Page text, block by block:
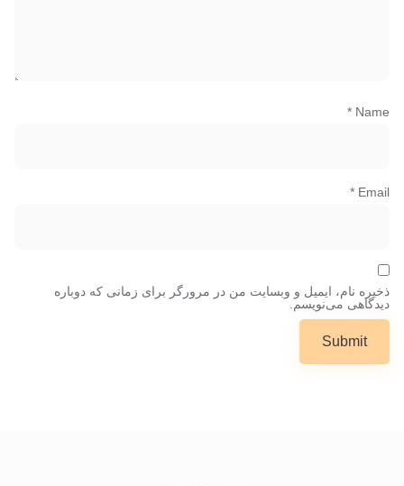
Name
*
Email
*
ذخیره نام، ایمیل و وبسایت من در مرورگر برای زمانی که دوباره
دیدگاهی می‌نویسم.